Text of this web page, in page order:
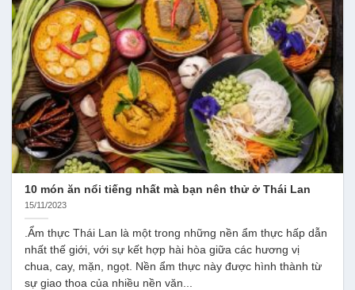
10 món ăn nổi tiếng nhất mà bạn nên thử ở Thái Lan
15/11/2023
.Ẩm thực Thái Lan là một trong những nền ẩm thực hấp dẫn
nhất thế giới, với sự kết hợp hài hòa giữa các hương vị
chua, cay, mặn, ngọt. Nền ẩm thực này được hình thành từ
sự giao thoa của nhiều nền văn...